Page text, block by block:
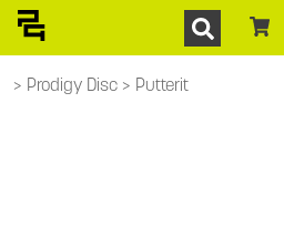
Prodigy Disc Putterit